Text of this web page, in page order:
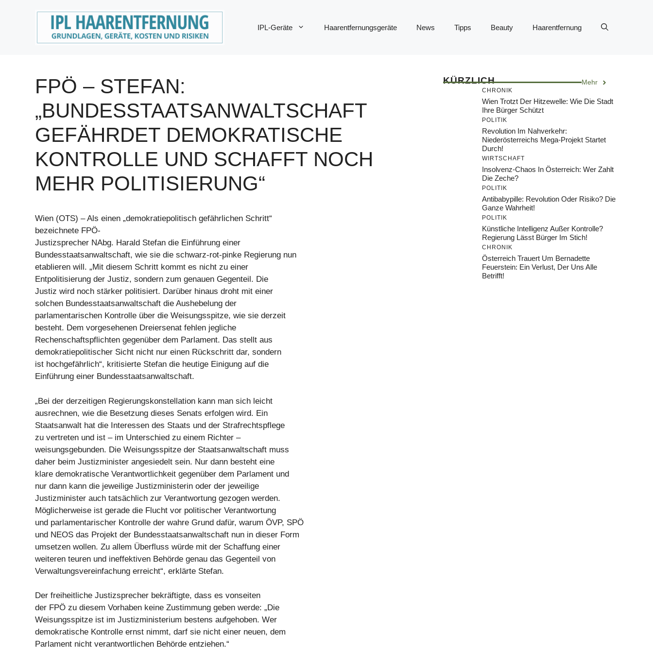
IPL-Geräte Haarentfernungsgeräte News Tipps Beauty Haarentfernung
FPÖ – STEFAN:
„BUNDESSTAATSANWALTSCHAFT
GEFÄHRDET DEMOKRATISCHE
KONTROLLE UND SCHAFFT NOCH
MEHR POLITISIERUNG“
Wien (OTS) – Als einen „demokratiepolitisch gefährlichen Schritt“
bezeichnete FPÖ-
Justizsprecher NAbg. Harald Stefan die Einführung einer
Bundesstaatsanwaltschaft, wie sie die schwarz-rot-pinke Regierung nun
etablieren will. „Mit diesem Schritt kommt es nicht zu einer
Entpolitisierung der Justiz, sondern zum genauen Gegenteil. Die
Justiz wird noch stärker politisiert. Darüber hinaus droht mit einer
solchen Bundesstaatsanwaltschaft die Aushebelung der
parlamentarischen Kontrolle über die Weisungsspitze, wie sie derzeit
besteht. Dem vorgesehenen Dreiersenat fehlen jegliche
Rechenschaftspflichten gegenüber dem Parlament. Das stellt aus
demokratiepolitischer Sicht nicht nur einen Rückschritt dar, sondern
ist hochgefährlich“, kritisierte Stefan die heutige Einigung auf die
Einführung einer Bundesstaatsanwaltschaft.
„Bei der derzeitigen Regierungskonstellation kann man sich leicht
ausrechnen, wie die Besetzung dieses Senats erfolgen wird. Ein
Staatsanwalt hat die Interessen des Staats und der Strafrechtspflege
zu vertreten und ist – im Unterschied zu einem Richter –
weisungsgebunden. Die Weisungsspitze der Staatsanwaltschaft muss
daher beim Justizminister angesiedelt sein. Nur dann besteht eine
klare demokratische Verantwortlichkeit gegenüber dem Parlament und
nur dann kann die jeweilige Justizministerin oder der jeweilige
Justizminister auch tatsächlich zur Verantwortung gezogen werden.
Möglicherweise ist gerade die Flucht vor politischer Verantwortung
und parlamentarischer Kontrolle der wahre Grund dafür, warum ÖVP, SPÖ
und NEOS das Projekt der Bundesstaatsanwaltschaft nun in dieser Form
umsetzen wollen. Zu allem Überfluss würde mit der Schaffung einer
weiteren teuren und ineffektiven Behörde genau das Gegenteil von
Verwaltungsvereinfachung erreicht“, erklärte Stefan.
Der freiheitliche Justizsprecher bekräftigte, dass es vonseiten
der FPÖ zu diesem Vorhaben keine Zustimmung geben werde: „Die
Weisungsspitze ist im Justizministerium bestens aufgehoben. Wer
demokratische Kontrolle ernst nimmt, darf sie nicht einer neuen, dem
Parlament nicht verantwortlichen Behörde entziehen.“
KÜRZLICH Mehr
CHRONIK
Wien Trotzt Der Hitzewelle: Wie Die Stadt
Ihre Bürger Schützt
POLITIK
Revolution Im Nahverkehr:
Niederösterreichs Mega-Projekt Startet
Durch!
WIRTSCHAFT
Insolvenz-Chaos In Österreich: Wer Zahlt
Die Zeche?
POLITIK
Antibabypille: Revolution Oder Risiko? Die
Ganze Wahrheit!
POLITIK
Künstliche Intelligenz Außer Kontrolle?
Regierung Lässt Bürger Im Stich!
CHRONIK
Österreich Trauert Um Bernadette
Feuerstein: Ein Verlust, Der Uns Alle
Betrifft!